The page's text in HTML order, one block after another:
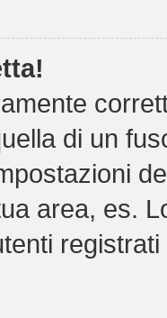
di un
area, es.